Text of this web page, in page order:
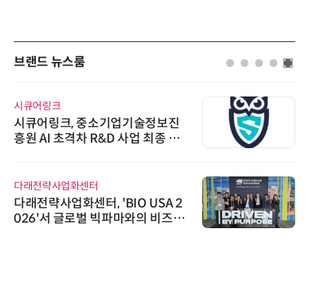
브랜드 뉴스룸
디에스앤지
디에스앤지, 'AI EXPO KOREA 20
26' 참가 성료… AI 전 생애주기 아
와이즈스톤
와이즈스톤, 에이데이타 'SCV 기반
수집 데이터'에 DQ인증 최고 등급